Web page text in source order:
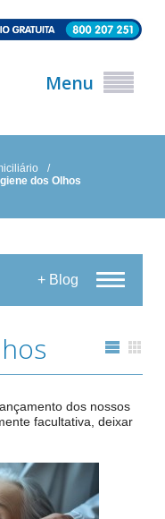
Menu
/
dos Olhos
+ Blog
dos nossos
facultativa, deixar